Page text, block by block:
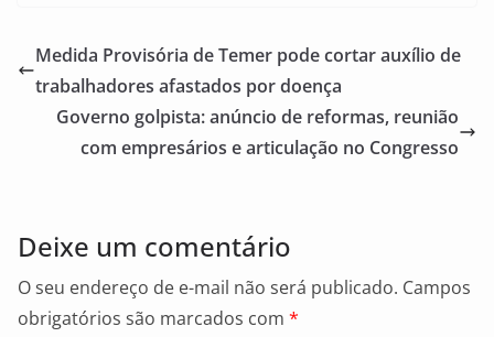
e
b
o
o
l e
Medida Provisória de Temer pode cortar auxílio de
trabalhadores afastados por doença
Governo golpista: anúncio de reformas, reunião
com empresários e articulação no Congresso
Deixe um comentário
O seu endereço de e-mail não será publicado. Campos
obrigatórios são marcados com *